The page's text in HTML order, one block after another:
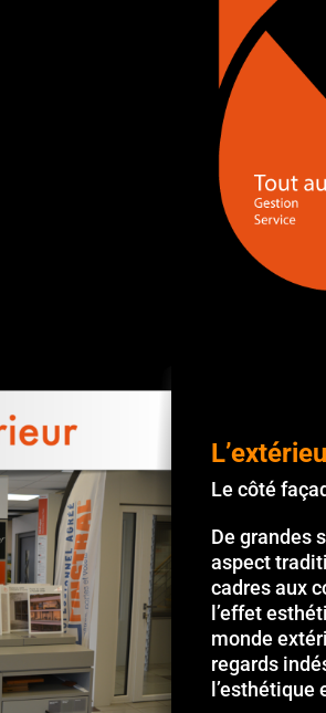
Le côté
De grandes
aspect
cadres aux
l’effet
monde
regards
l’esthétique